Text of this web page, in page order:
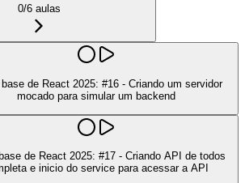
0/6aulas
de React 2025: #16 - Criando um servidor
mocado para simular um backend
de React 2025: #17 - Criando API de todos
e inicio do service para acessar a API